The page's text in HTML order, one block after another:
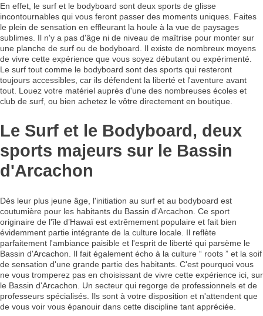
En effet, le surf et le bodyboard sont deux sports de glisse
incontournables qui vous feront passer des moments uniques. Faites
le plein de sensation en effleurant la houle à la vue de paysages
sublimes. Il n'y a pas d'âge ni de niveau de maîtrise pour monter sur
une planche de surf ou de bodyboard. Il existe de nombreux moyens
de vivre cette expérience que vous soyez débutant ou expérimenté.
Le surf tout comme le bodyboard sont des sports qui resteront
toujours accessibles, car ils défendent la liberté et l'aventure avant
tout. Louez votre matériel auprès d'une des nombreuses écoles et
club de surf, ou bien achetez le vôtre directement en boutique.
Le Surf et le Bodyboard, deux
sports majeurs sur le Bassin
d'Arcachon
Dès leur plus jeune âge, l'initiation au surf et au bodyboard est
coutumière pour les habitants du Bassin d'Arcachon. Ce sport
originaire de l'île d’Hawaï est extrêmement populaire et fait bien
évidemment partie intégrante de la culture locale. Il reflète
parfaitement l'ambiance paisible et l'esprit de liberté qui parsème le
Bassin d'Arcachon. Il fait également écho à la culture “ roots ” et la soif
de sensation d'une grande partie des habitants. C'est pourquoi vous
ne vous tromperez pas en choisissant de vivre cette expérience ici, sur
le Bassin d'Arcachon. Un secteur qui regorge de professionnels et de
professeurs spécialisés. Ils sont à votre disposition et n'attendent que
de vous voir vous épanouir dans cette discipline tant appréciée.